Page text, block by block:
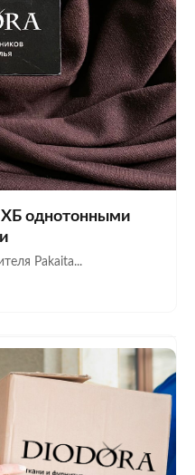
ХБ однотонными
Pakaita...